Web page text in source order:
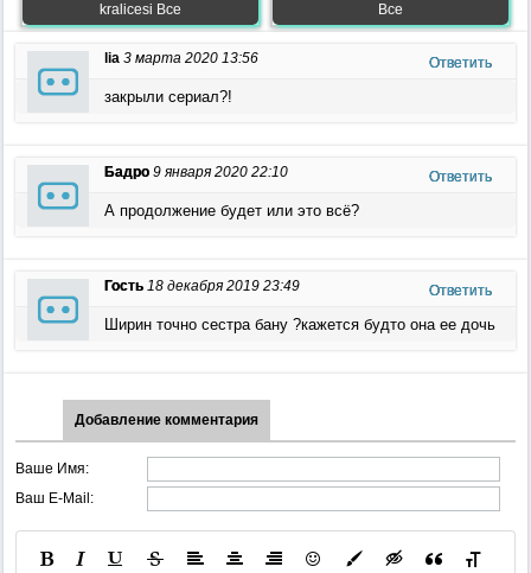
kralicesi Все
Все
lia 3 марта 2020 13:56 Ответить
закрыли сериал?!
Бадро 9 января 2020 22:10 Ответить
А продолжение будет или это всё?
Гость 18 декабря 2019 23:49 Ответить
Ширин точно сестра бану ?кажется будто она ее дочь
Добавление комментария
Ваше Имя:
Ваш E-Mail: